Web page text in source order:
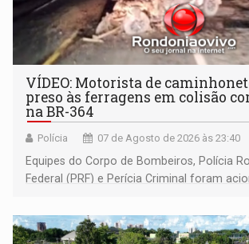
VÍDEO: Motorista de
preso às ferragens em colisão
na BR-364
Polícia 07 de Agosto de 2026 às 23:40
Equipes do Corpo de Bombeiros, Polícia
Federal (PRF) e Perícia Criminal foram